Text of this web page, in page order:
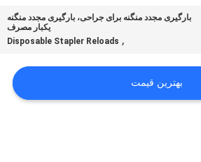
بارگیری مجدد منگنه برای جراحی، بارگیری مجدد منگنه
یکبار مصرف
,
Disposable Stapler Reloads
بهترین قیمت